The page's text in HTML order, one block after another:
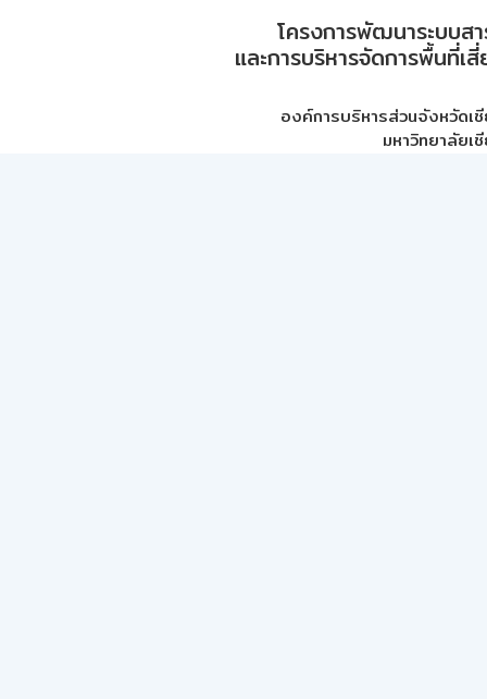
โครงการพัฒนาระบบส
และการบริหารจัดการพื้นที่เ
องค์การบริหารส่วนจังหวัดเ
มหาวิทยาลัยเ